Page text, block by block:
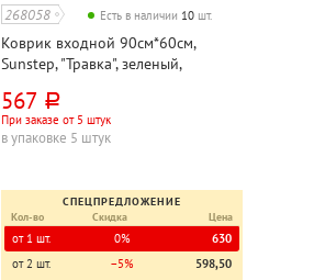
268058 Есть в наличии 10 шт.
Коврик входной 90см*60см,
Sunstep, "Травка", зеленый,
567 руб.
При заказе от 5 штук
в упаковке 5 штук
СПЕЦПРЕДЛОЖЕНИЕ
Кол-во
Скидка Цена
от 1 шт. 0%
630
от 2 шт.
−5%
598,50